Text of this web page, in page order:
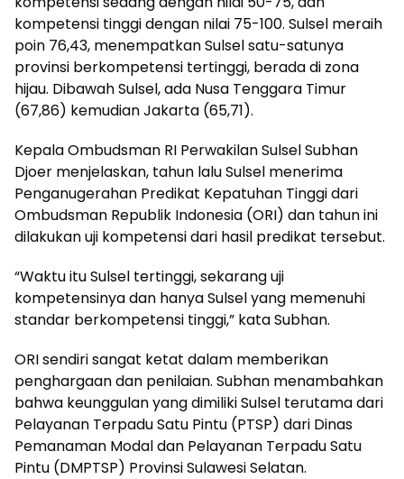
kompetensi tinggi dengan nilai 75-100. Sulsel meraih
poin 76,43, menempatkan Sulsel satu-satunya
provinsi berkompetensi tertinggi, berada di zona
hijau. Dibawah Sulsel, ada Nusa Tenggara Timur
(67,86) kemudian Jakarta (65,71).
Kepala Ombudsman RI Perwakilan Sulsel Subhan
Djoer menjelaskan, tahun lalu Sulsel menerima
Penganugerahan Predikat Kepatuhan Tinggi dari
Ombudsman Republik Indonesia (ORI) dan tahun ini
dilakukan uji kompetensi dari hasil predikat tersebut.
“Waktu itu Sulsel tertinggi, sekarang uji
kompetensinya dan hanya Sulsel yang memenuhi
standar berkompetensi tinggi,” kata Subhan.
ORI sendiri sangat ketat dalam memberikan
penghargaan dan penilaian. Subhan menambahkan
bahwa keunggulan yang dimiliki Sulsel terutama dari
Pelayanan Terpadu Satu Pintu (PTSP) dari Dinas
Pemanaman Modal dan Pelayanan Terpadu Satu
Pintu (DMPTSP) Provinsi Sulawesi Selatan.